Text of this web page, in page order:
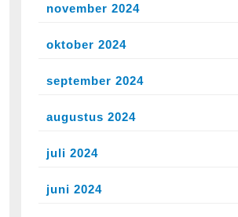
november 2024
oktober 2024
september 2024
augustus 2024
juli 2024
juni 2024